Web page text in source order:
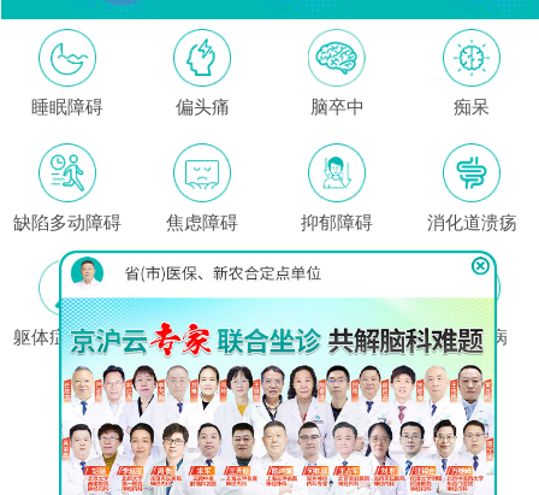
睡眠障碍 偏头痛 脑卒中 痴呆
缺陷多动障碍 焦虑障碍 抑郁障碍 消化道溃疡
躯体症状障碍 高血压 哮喘 心脏疾病
这里没有我的问题?
在线免费咨询